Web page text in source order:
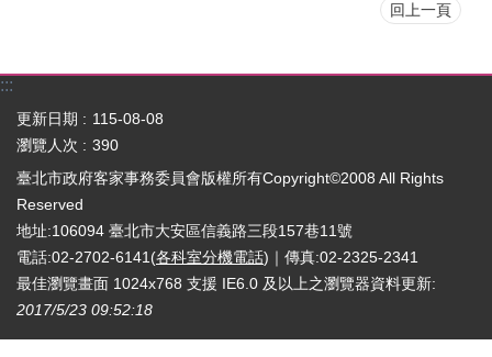
回上一頁
:::
更新日期
115-08-08
瀏覽人次
390
臺北市政府客家事務委員會版權所有Copyright©2008 All Rights
Reserved
地址:106094 臺北市大安區信義路三段157巷11號
電話:02-2702-6141(各科室分機電話)｜傳真:02-2325-2341
最佳瀏覽畫面 1024x768 支援 IE6.0 及以上之瀏覽器資料更新:
2017/5/23 09:52:18